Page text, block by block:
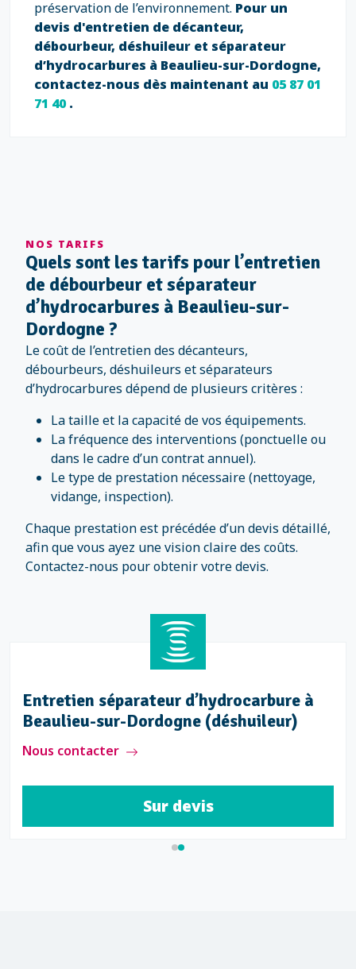
préservation de l’environnement. Pour un
devis d'entretien de décanteur,
débourbeur, déshuileur et séparateur
d’hydrocarbures à Beaulieu-sur-Dordogne,
contactez-nous dès maintenant au 05 87 01
71 40.
NOS TARIFS
Quels sont les tarifs pour l’entretien
de débourbeur et séparateur
d’hydrocarbures à Beaulieu-sur-
Dordogne ?
Le coût de l’entretien des décanteurs,
débourbeurs, déshuileurs et séparateurs
d’hydrocarbures dépend de plusieurs critères :
La taille et la capacité de vos équipements.
La fréquence des interventions (ponctuelle ou
dans le cadre d’un contrat annuel).
Le type de prestation nécessaire (nettoyage,
vidange, inspection).
Chaque prestation est précédée d’un devis détaillé,
afin que vous ayez une vision claire des coûts.
Contactez-nous pour obtenir votre devis.
Entretien séparateur d’hydrocarbure à
Beaulieu-sur-Dordogne (déshuileur)
Nous contacter
Sur devis